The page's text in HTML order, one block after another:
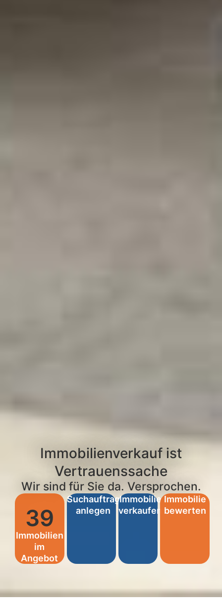
Immobilienverkauf ist
Vertrauenssache
Wir sind für Sie da. Versprochen.
39
Immobilien
im
Angebot
Suchauftrag
anlegen
Immobilie
verkaufen
Immobilie
bewerten